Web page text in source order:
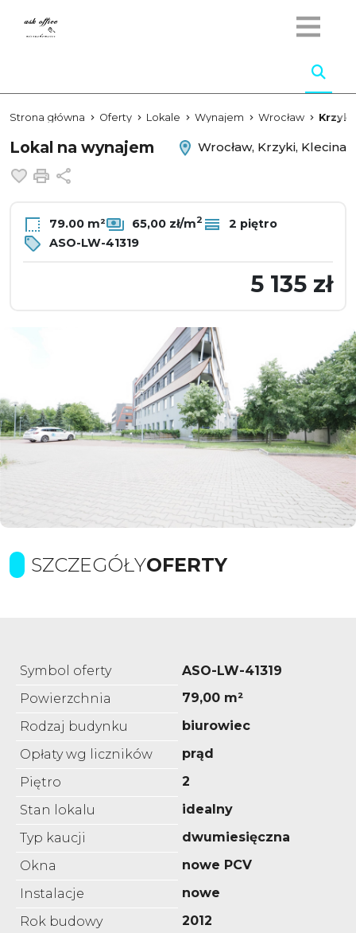
Strona główna Oferty Lokale Wynajem Wrocław Krzyki
Lokal na wynajem
Wrocław, Krzyki, Klecina
Dodaj do ulubionych
Drukuj
79.00 m² 65,00 zł/m2
2 piętro
ASO-LW-41319
5 135 zł
SZCZEGÓŁYOFERTY
Symbol oferty
ASO-LW-41319
Powierzchnia
79,00 m²
Rodzaj budynku
biurowiec
Opłaty wg liczników
prąd
Piętro
2
Stan lokalu
idealny
Typ kaucji
dwumiesięczna
Okna
nowe PCV
Instalacje
nowe
Rok budowy
2012